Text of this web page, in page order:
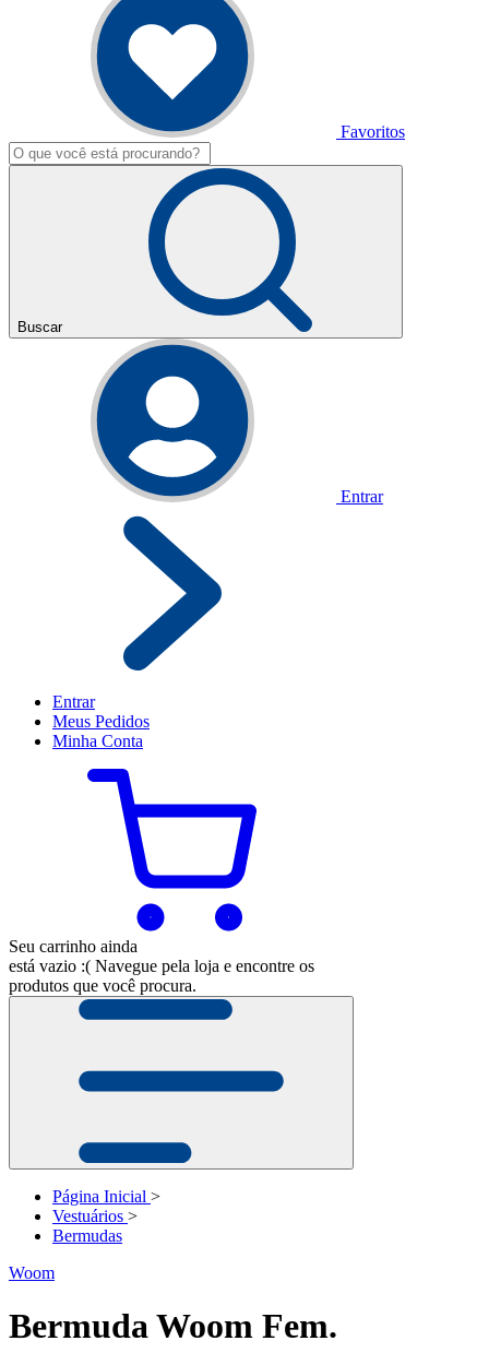
Favoritos
Buscar
Entrar
Entrar
Meus Pedidos
Minha Conta
Seu carrinho ainda
está vazio :( Navegue pela loja e encontre os
produtos que você procura.
Página Inicial >
Vestuários >
Bermudas
Woom
Bermuda Woom Fem.